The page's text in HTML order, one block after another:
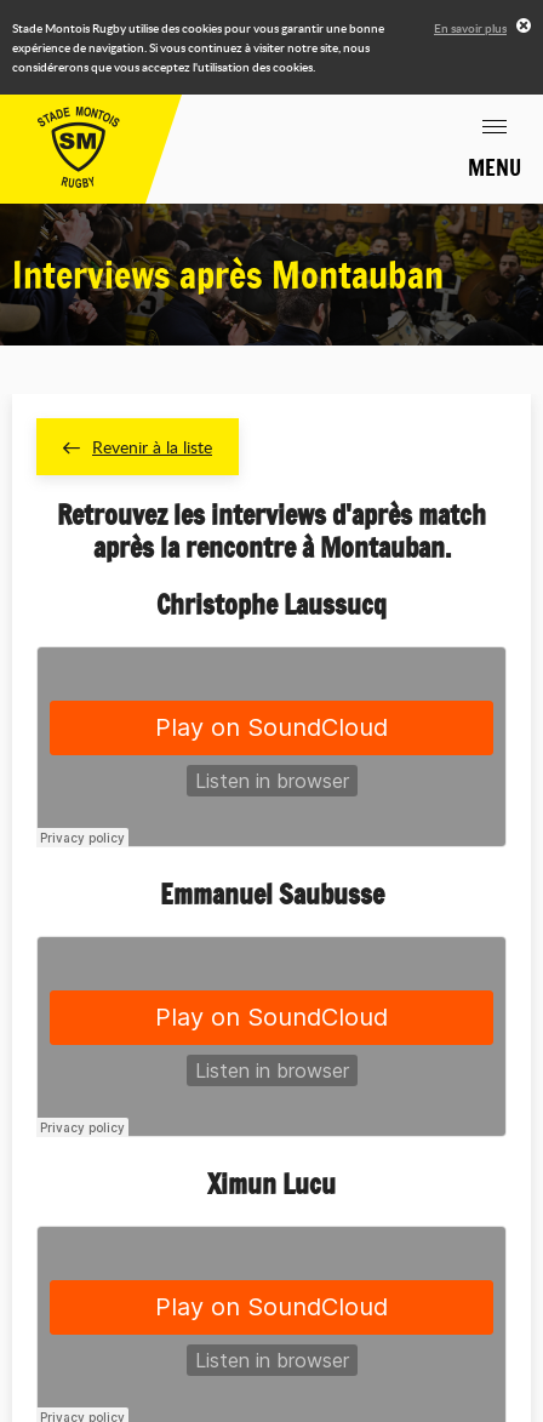
Stade Montois Rugby utilise des cookies pour vous garantir une bonne
expérience de navigation. Si vous continuez à visiter notre site, nous
considérerons que vous acceptez l'utilisation des cookies.
En savoir plus
MENU
Interviews après Montauban
Revenir à la liste
Retrouvez les interviews d'après match
après la rencontre à Montauban.
Christophe Laussucq
Emmanuel Saubusse
Ximun Lucu